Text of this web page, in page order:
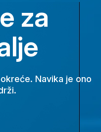
za
Navika je ono